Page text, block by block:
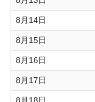
8月14日
8月15日
8月16日
8月17日